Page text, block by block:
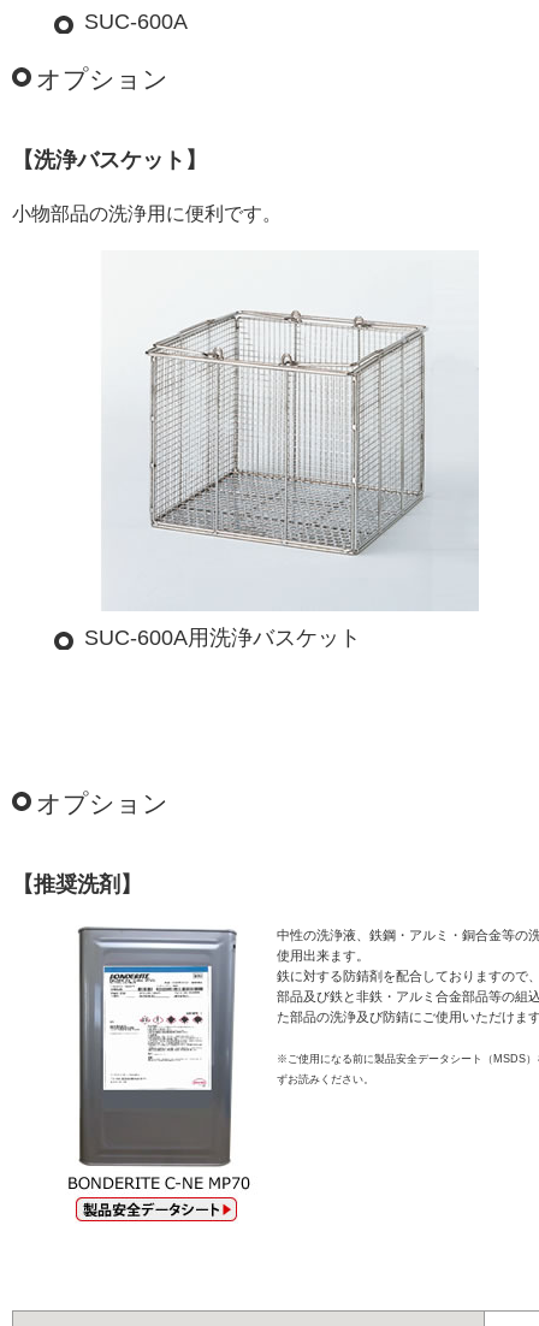
SUC-600A
オプション
【洗浄バスケット】
小物部品の洗浄用に便利です。
SUC-600A用洗浄バスケット
オプション
【推奨洗剤】
中性の洗浄液、鉄鋼・アルミ・銅合金等の
使用出来ます。
鉄に対する防錆剤を配合しておりますので
部品及び鉄と非鉄・アルミ合金部品等の組
た部品の洗浄及び防錆にご使用いただけま
※ご使用になる前に製品安全データシート（MSDS）
ずお読みください。